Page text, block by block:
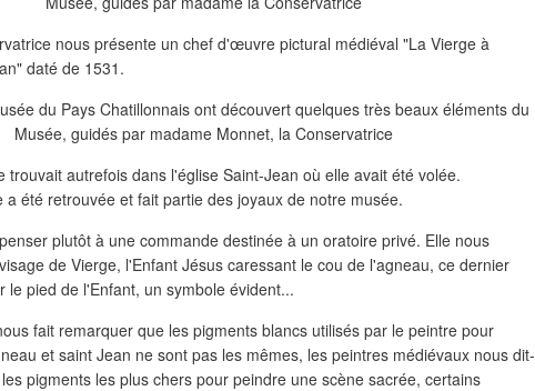
nous présente un chef d'œuvre pictural médiéval "La Vierge à
daté de 1531.
trouvait autrefois dans l'église Saint-Jean où elle avait été volée.
a été retrouvée et fait partie des joyaux de notre musée.
plutôt à une commande destinée à un oratoire privé. Elle nous
de Vierge, l'Enfant Jésus caressant le cou de l'agneau, ce dernier
le pied de l'Enfant, un symbole évident...
fait remarquer que les pigments blancs utilisés par le peintre pour
et saint Jean ne sont pas les mêmes, les peintres médiévaux nous dit-
pigments les plus chers pour peindre une scène sacrée, certains